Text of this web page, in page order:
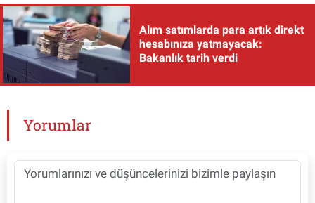
Alım satımlarda para artık direkt
hesabınıza yatmayacak:
Bakanlık tarih verdi
Yorumlar